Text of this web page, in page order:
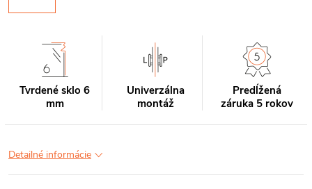
Tvrdené sklo 6
mm
Univerzálna
montáž
Predĺžená
záruka 5 rokov
Detailné informácie